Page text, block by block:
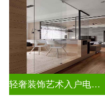
轻奢装饰艺术入户电视玻璃背景墙